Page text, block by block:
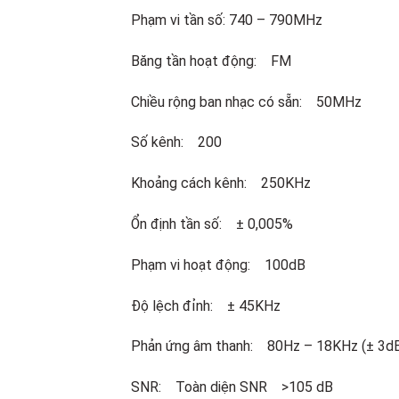
Phạm vi tần số: 740 – 790MHz
Băng tần hoạt động: FM
Chiều rộng ban nhạc có sẵn: 50MHz
Số kênh: 200
Khoảng cách kênh: 250KHz
Ổn định tần số: ± 0,005%
Phạm vi hoạt động: 100dB
Độ lệch đỉnh: ± 45KHz
Phản ứng âm thanh: 80Hz – 18KHz (±
SNR: Toàn diện SNR >105 dB